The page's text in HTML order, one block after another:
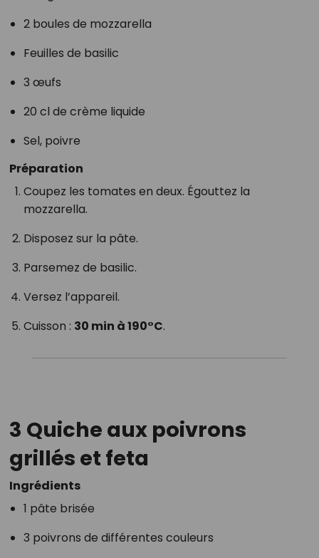
2 boules de mozzarella
Feuilles de basilic
3 œufs
20 cl de crème liquide
Sel, poivre
Préparation
Coupez les tomates en deux. Égouttez la
mozzarella.
Disposez sur la pâte.
Parsemez de basilic.
Versez l’appareil.
Cuisson : 30 min à 190°C.
3 Quiche aux poivrons
grillés et feta
Ingrédients
1 pâte brisée
3 poivrons de différentes couleurs